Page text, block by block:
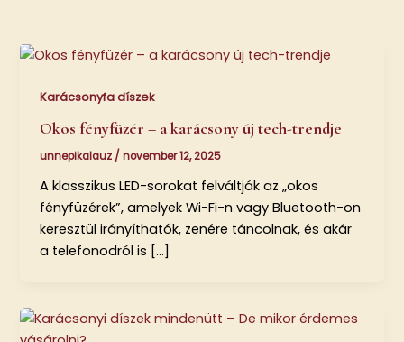
Karácsonyfa díszek
Okos fényfüzér – a karácsony új tech-trendje
unnepikalauz /november 12, 2025
A klasszikus LED-sorokat felváltják az „okos
fényfüzérek”, amelyek Wi-Fi-n vagy Bluetooth-on
keresztül irányíthatók, zenére táncolnak, és akár
a telefonodról is […]